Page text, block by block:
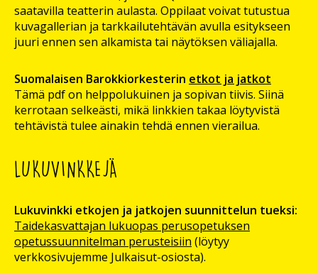
saatavilla teatterin aulasta. Oppilaat voivat tutustua
kuvagallerian ja tarkkailutehtävän avulla esitykseen
juuri ennen sen alkamista tai näytöksen väliajalla.
Suomalaisen Barokkiorkesterin etkot ja jatkot
Tämä pdf on helppolukuinen ja sopivan tiivis. Siinä
kerrotaan selkeästi, mikä linkkien takaa löytyvistä
tehtävistä tulee ainakin tehdä ennen vierailua.
LUKUVINKKEJÄ
Lukuvinkki etkojen ja jatkojen suunnittelun tueksi:
Taidekasvattajan lukuopas perusopetuksen
opetussuunnitelman perusteisiin (löytyy
verkkosivujemme Julkaisut-osiosta).